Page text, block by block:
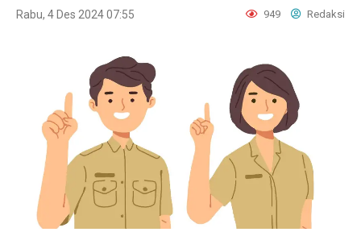
Rabu, 4 Des 2024 07:55 949 Redaksi